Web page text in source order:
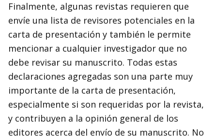
Finalmente, algunas revistas requieren que
envíe una lista de revisores potenciales en la
carta de presentación y también le permite
mencionar a cualquier investigador que no
debe revisar su manuscrito. Todas estas
declaraciones agregadas son una parte muy
importante de la carta de presentación,
especialmente si son requeridas por la revista,
y contribuyen a la opinión general de los
editores acerca del envío de su manuscrito. No